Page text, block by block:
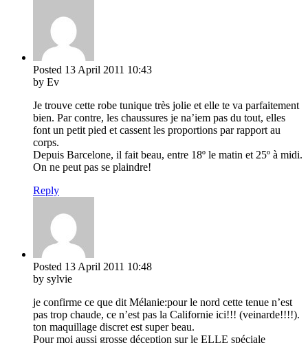
Posted 13 April 2011 10:43
by Ev
Je trouve cette robe tunique très jolie et elle te va parfaitement
bien. Par contre, les chaussures je na’iem pas du tout, elles
font un petit pied et cassent les proportions par rapport au
corps.
Depuis Barcelone, il fait beau, entre 18º le matin et 25º à midi.
On ne peut pas se plaindre!
Reply
Posted 13 April 2011 10:48
by sylvie
je confirme ce que dit Mélanie:pour le nord cette tenue n’est
pas trop chaude, ce n’est pas la Californie ici!!! (veinarde!!!!).
ton maquillage discret est super beau.
Pour moi aussi grosse déception sur le ELLE spéciale